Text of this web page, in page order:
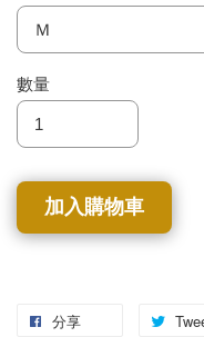
數量
加入購物車
分享